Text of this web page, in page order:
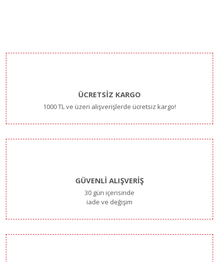
ÜCRETSİZ KARGO
1000 TL ve üzeri alışverişlerde ücretsiz kargo!
GÜVENLİ ALIŞVERİŞ
30 gün içerisinde
iade ve değişim